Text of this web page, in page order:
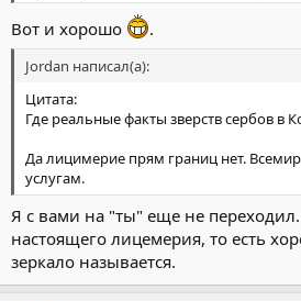
Вот и хорошо .
Jordan написал(а):
Цитата:
Где реальные факты зверств сербов в
Да лицимерие прям границ нет.
услугам.
Я с вами на "ты" еще не переходил.
настоящего лицемерия, то есть
зеркало называется.